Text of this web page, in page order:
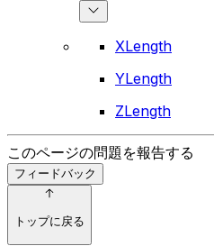
XLength
YLength
ZLength
このページの問題を報告する
フィードバック
トップに戻る